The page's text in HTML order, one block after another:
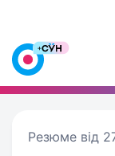
Резюме від